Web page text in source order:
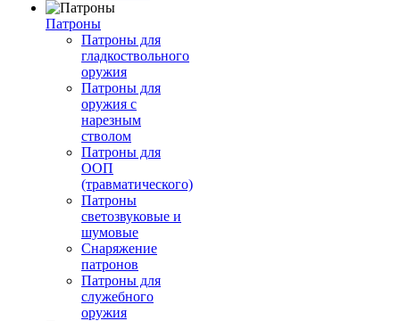
Патроны
Патроны для
гладкоствольного
оружия
Патроны для
оружия с
нарезным
стволом
Патроны для
ООП
(травматического)
Патроны
светозвуковые и
шумовые
Снаряжение
патронов
Патроны для
служебного
оружия